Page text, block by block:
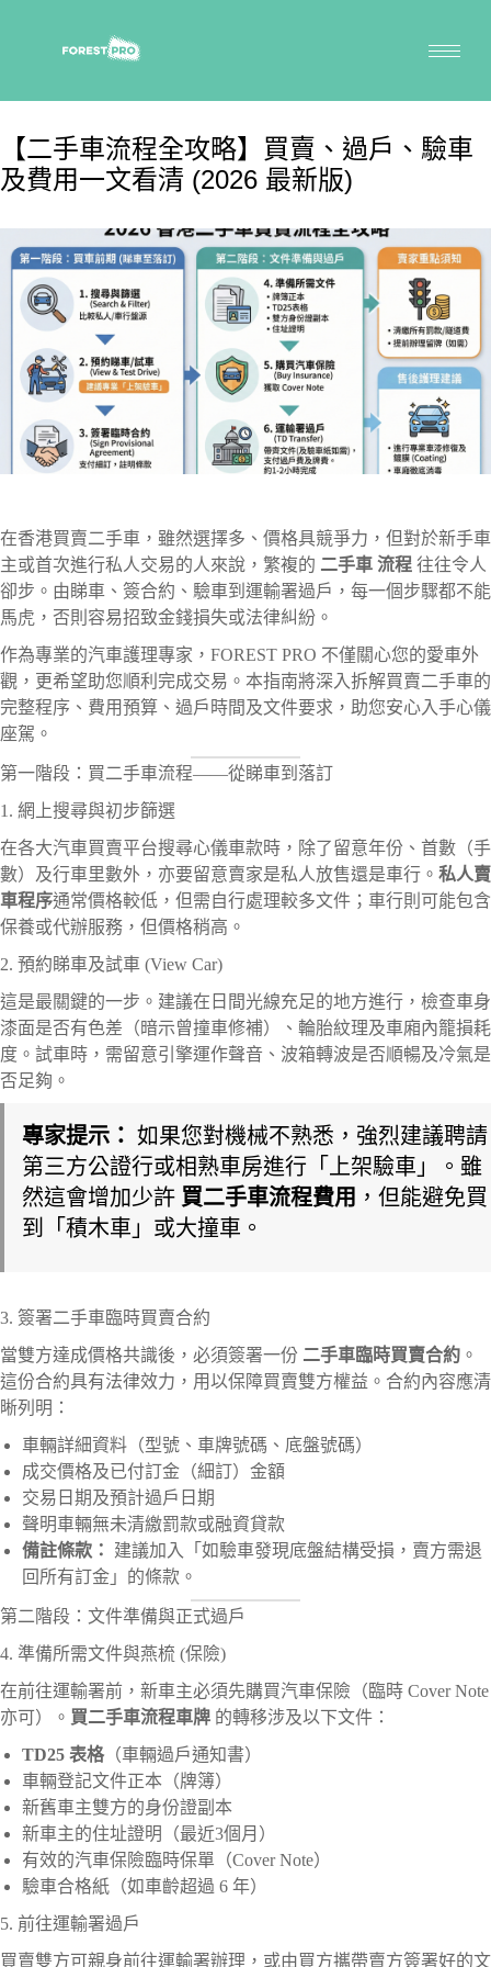
【二手車流程全攻略】買賣、過戶、驗車
及費用一文看清 (2026 最新版)
在香港買賣二手車，雖然選擇多、價格具競爭力，但對於新手車
主或首次進行私人交易的人來說，繁複的 二手車 流程 往往令人
卻步。由睇車、簽合約、驗車到運輸署過戶，每一個步驟都不能
馬虎，否則容易招致金錢損失或法律糾紛。
作為專業的汽車護理專家，FOREST PRO 不僅關心您的愛車外
觀，更希望助您順利完成交易。本指南將深入拆解買賣二手車的
完整程序、費用預算、過戶時間及文件要求，助您安心入手心儀
座駕。
第一階段：買二手車流程——從睇車到落訂
1. 網上搜尋與初步篩選
在各大汽車買賣平台搜尋心儀車款時，除了留意年份、首數（手
數）及行車里數外，亦要留意賣家是私人放售還是車行。 私人賣
車程序通常價格較低，但需自行處理較多文件；車行則可能包含
保養或代辦服務，但價格稍高。
2. 預約睇車及試車 (View Car)
這是最關鍵的一步。建議在日間光線充足的地方進行，檢查車身
漆面是否有色差（暗示曾撞車修補）、輪胎紋理及車廂內籠損耗
度。試車時，需留意引擎運作聲音、波箱轉波是否順暢及冷氣是
否足夠。
專家提示： 如果您對機械不熟悉，強烈建議聘請
第三方公證行或相熟車房進行「上架驗車」。雖
然這會增加少許 買二手車流程費用 ，但能避免買
到「積木車」或大撞車。
3. 簽署二手車臨時買賣合約
當雙方達成價格共識後，必須簽署一份 二手車臨時買賣合約 。
這份合約具有法律效力，用以保障買賣雙方權益。合約內容應清
晰列明：
車輛詳細資料（型號、車牌號碼、底盤號碼）
成交價格及已付訂金（細訂）金額
交易日期及預計過戶日期
聲明車輛無未清繳罰款或融資貸款
備註條款：
建議加入「如驗車發現底盤結構受損，賣方需退
回所有訂金」的條款。
第二階段：文件準備與正式過戶
4. 準備所需文件與燕梳 (保險)
在前往運輸署前，新車主必須先購買汽車保險（臨時 Cover Note
亦可）。 買二手車流程車牌 的轉移涉及以下文件：
TD25 表格（車輛過戶通知書）
車輛登記文件正本（牌簿）
新舊車主雙方的身份證副本
新車主的住址證明（最近3個月）
有效的汽車保險臨時保單（Cover Note）
驗車合格紙（如車齡超過 6 年）
5. 前往運輸署過戶
買賣雙方可親身前往運輸署辦理，或由買方攜帶賣方簽署好的文